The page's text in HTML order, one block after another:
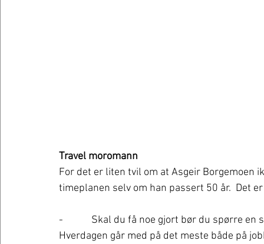
Travel moromann
For det er liten tvil om at Asgeir Borgemoen
timeplanen selv om han passert 50 år.  Det
-            Skal du få noe gjort bør du
Hverdagen går med på det meste både på